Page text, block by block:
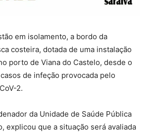
em isolamento, a bordo da
costeira, dotada de uma instalação
porto de Viana do Castelo, desde o
de infeção provocada pelo
2.
da Unidade de Saúde Pública
explicou que a situação será avaliada